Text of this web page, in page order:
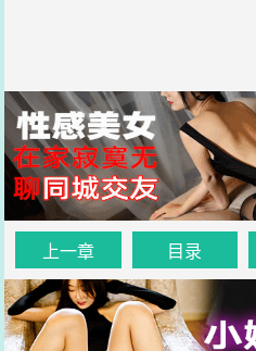
上一章 目录